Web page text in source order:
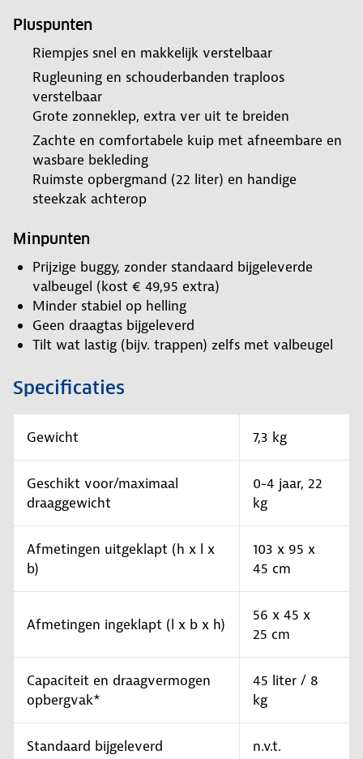
Pluspunten
Riempjes snel en makkelijk verstelbaar
Rugleuning en schouderbanden traploos
verstelbaar
Grote zonneklep, extra ver uit te breiden
Zachte en comfortabele kuip met afneembare en
wasbare bekleding
Ruimste opbergmand (22 liter) en handige
steekzak achterop
Minpunten
Prijzige buggy, zonder standaard bijgeleverde
valbeugel (kost € 49,95 extra)
Minder stabiel op helling
Geen draagtas bijgeleverd
Tilt wat lastig (bijv. trappen) zelfs met valbeugel
Specificaties
Gewicht 7,3 kg
Geschikt voor/maximaal
draaggewicht
0-4 jaar, 22
kg
Afmetingen uitgeklapt (h x l x
b)
103 x 95 x
45 cm
Afmetingen ingeklapt (l x b x h)
56 x 45 x
25 cm
Capaciteit en draagvermogen
opbergvak*
45 liter / 8
kg
Standaard bijgeleverd n.v.t.